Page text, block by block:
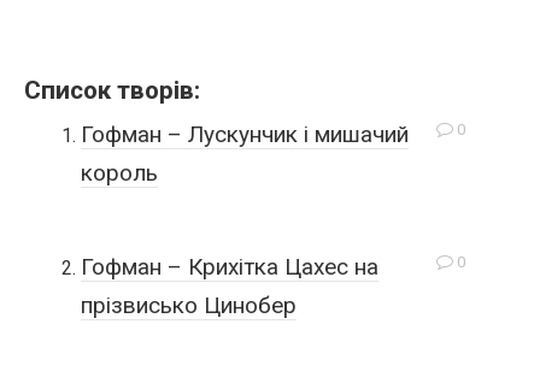
Список творів:
0
Гофман – Лускунчик і мишачий
король
0
Гофман – Крихітка Цахес на
прізвисько Цинобер